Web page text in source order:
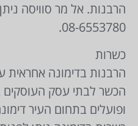
הרבנות. אל מר סוויסה
08-6553780.
כשרות
הרבנות בדימונה אחראית
הכשר לבתי עסק העוסקים
ופועלים בתחום העיר